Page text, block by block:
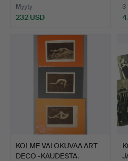
Myyty
232 USD
3
KOLME VALOKUVAA ART
DECO -KAUDESTA.